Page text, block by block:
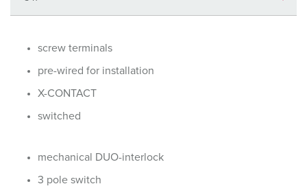
screw terminals
pre-wired for installation
X-CONTACT
switched
mechanical DUO-interlock
3 pole switch